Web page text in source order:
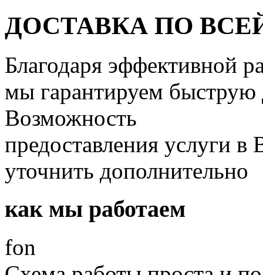
ДОСТАВКА ПО
Благодаря эффективной
мы гарантируем быструю
Возможность
предоставления услуги
уточнить дополнительно
как мы работаем
fon